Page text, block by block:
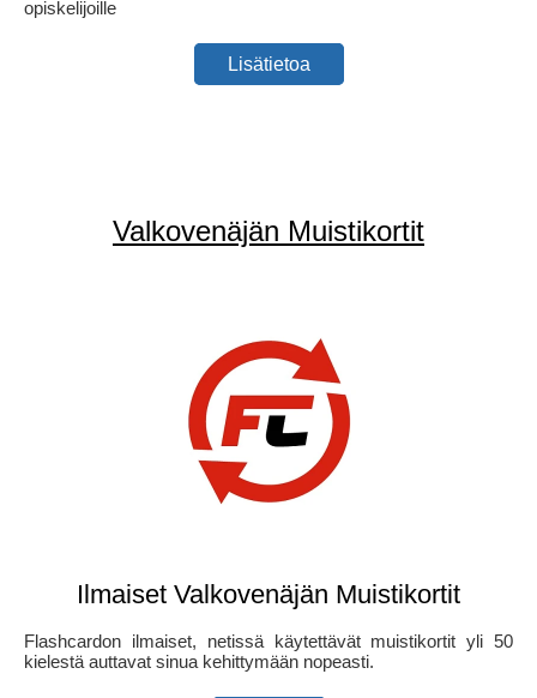
opiskelijoille
Lisätietoa
Valkovenäjän Muistikortit
Ilmaiset Valkovenäjän Muistikortit
Flashcardon ilmaiset, netissä käytettävät muistikortit yli 50
kielestä auttavat sinua kehittymään nopeasti.